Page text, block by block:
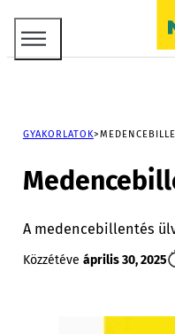
GYAKORLATOK
A medencebillentés
Közzétéve április 30, 2025